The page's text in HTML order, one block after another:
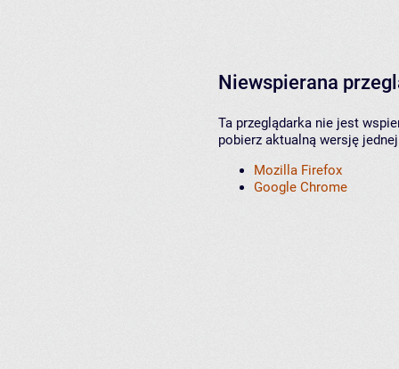
Niewspierana
Ta przeglądarka nie jest
pobierz aktualną wersję
Mozilla Firefox
Google Chrome